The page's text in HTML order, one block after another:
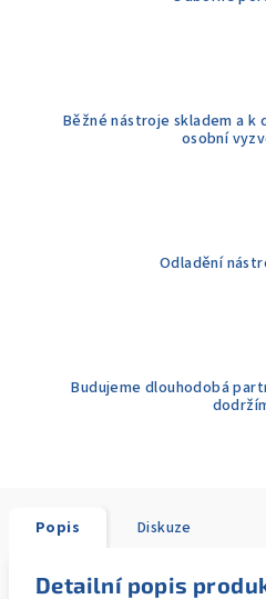
Běžné nástroje skladem a k
osobní
Odladění
Budujeme dlouhodobá
Popis Diskuze
Detailní popis